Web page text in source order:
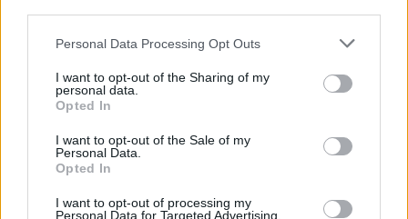
Personal Data Processing Opt Outs
I want to opt-out of the Sharing of my
personal data.
Opted In
I want to opt-out of the Sale of my
Personal Data.
Opted In
I want to opt-out of processing my
Personal Data for Targeted Advertising.
Esim for USA|Esim for Italy| Esim for Spain | Esim